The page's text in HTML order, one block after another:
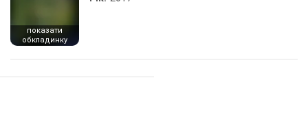
показати
обкладинку